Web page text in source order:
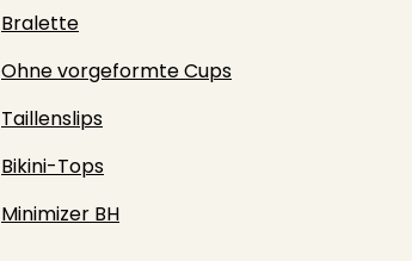
Bralette
Ohne vorgeformte Cups
Taillenslips
Bikini-Tops
Minimizer BH